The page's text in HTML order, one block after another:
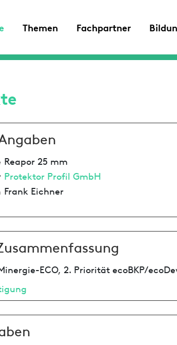
Themen Fachpartner
Reapor 25 mm
Protektor Profil GmbH
Frank Eichner
ECO, 2. Priorität ecoBKP/